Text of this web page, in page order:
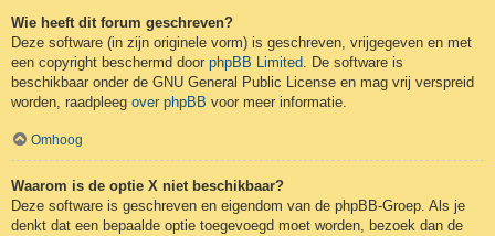
Wie heeft dit forum geschreven?
Deze software (in zijn originele vorm) is geschreven, vrijgegeven en met
een copyright beschermd door phpBB Limited. De software is
beschikbaar onder de GNU General Public License en mag vrij verspreid
worden, raadpleeg over phpBB voor meer informatie.
Omhoog
Waarom is de optie X niet beschikbaar?
Deze software is geschreven en eigendom van de phpBB-Groep. Als je
denkt dat een bepaalde optie toegevoegd moet worden, bezoek dan de